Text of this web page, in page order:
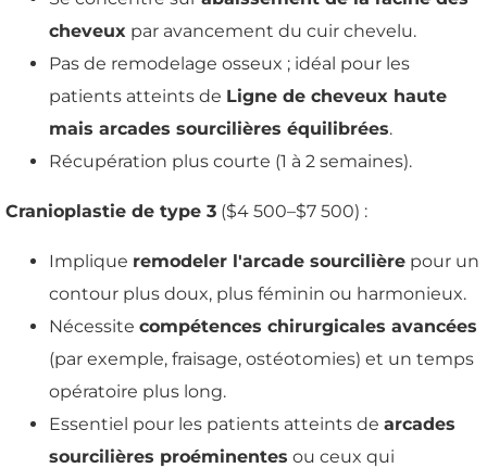
cheveux par avancement du cuir chevelu.
Pas de remodelage osseux ; idéal pour les
patients atteints de Ligne de cheveux haute
mais arcades sourcilières équilibrées.
Récupération plus courte (1 à 2 semaines).
Cranioplastie de type 3 ($4 500–$7 500) :
Implique remodeler l'arcade sourcilière pour un
contour plus doux, plus féminin ou harmonieux.
Nécessite compétences chirurgicales avancées
(par exemple, fraisage, ostéotomies) et un temps
opératoire plus long.
Essentiel pour les patients atteints de arcades
sourcilières proéminentes ou ceux qui